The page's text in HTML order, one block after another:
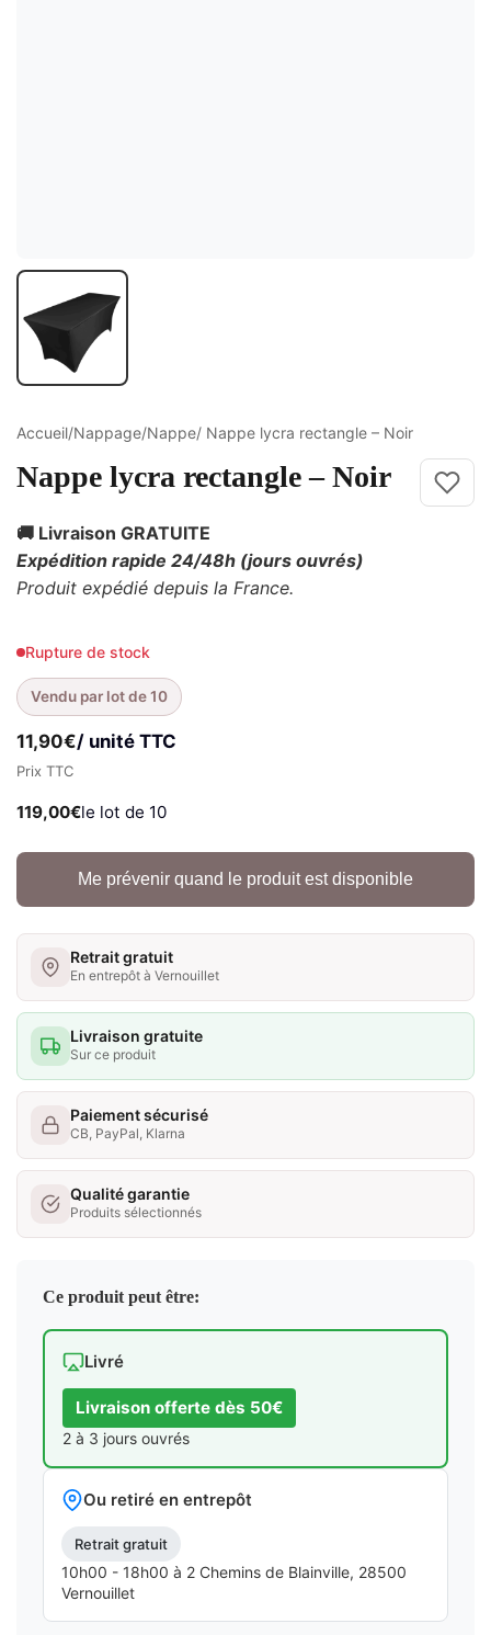
Accueil/Nappage/Nappe/ Nappe lycra rectangle – Noir
Nappe lycra rectangle – Noir
🚚 Livraison GRATUITE
Expédition rapide 24/48h (jours ouvrés)
Produit expédié depuis la France.
Rupture de stock
Vendu par lot de 10
11,90€/ unité TTC
Prix TTC
119,00€le lot de 10
Me prévenir quand le produit est disponible
Retrait gratuit
En entrepôt à Vernouillet
Livraison gratuite
Sur ce produit
Paiement sécurisé
CB, PayPal, Klarna
Qualité garantie
Produits sélectionnés
Ce produit peut être:
Livré
Livraison offerte dès 50€
2 à 3 jours ouvrés
Ou retiré en entrepôt
Retrait gratuit
10h00 - 18h00 à 2 Chemins de Blainville, 28500
Vernouillet